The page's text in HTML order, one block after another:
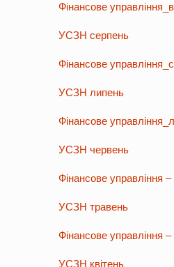
Фінансове
УСЗН серпень
Фінансове
УСЗН липень
Фінансове
УСЗН червень
Фінансове управління
УСЗН травень
Фінансове управління
УСЗН квітень